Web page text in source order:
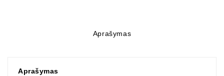
Aprašymas
Aprašymas